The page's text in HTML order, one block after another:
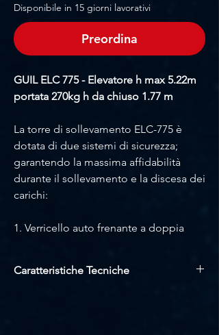
Disponibile in 15 giorni lavorativi
Preordina
GUIL ELC 775 - Elevatore h max 5.22m
portata 270kg h da chiuso 1.77 m
La torre di sollevamento ELC-775 è
dotata di due sistemi di sicurezza;
garantendo la massima affidabilità
durante il sollevamento e la discesa dei
carichi:
1. Verricello auto frenante a doppia
impedisce il rinculo e ferma il carico
Caratteristiche Tecniche